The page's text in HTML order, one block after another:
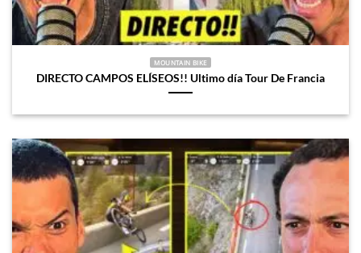
MOUNTAIN BIKE
DIRECTO CAMPOS ELÍSEOS!! Ultimo día Tour De Francia